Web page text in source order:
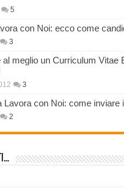
5
con Noi: ecco come
3
meglio un Curriculum Vitae
3
Lavora con Noi: come inviare
2